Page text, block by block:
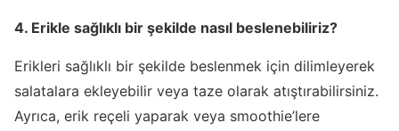
4. Erikle sağlıklı bir şekilde nasıl beslenebiliriz?
Erikleri sağlıklı bir şekilde beslenmek için dilimleyerek
salatalara ekleyebilir veya taze olarak atıştırabilirsiniz.
Ayrıca, erik reçeli yaparak veya smoothie’lere